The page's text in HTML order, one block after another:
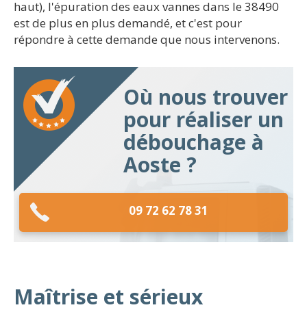
haut), l'épuration des eaux vannes dans le 38490
est de plus en plus demandé, et c'est pour
répondre à cette demande que nous intervenons.
Où nous trouver
pour réaliser un
débouchage à
Aoste ?
09 72 62 78 31
Maîtrise et sérieux